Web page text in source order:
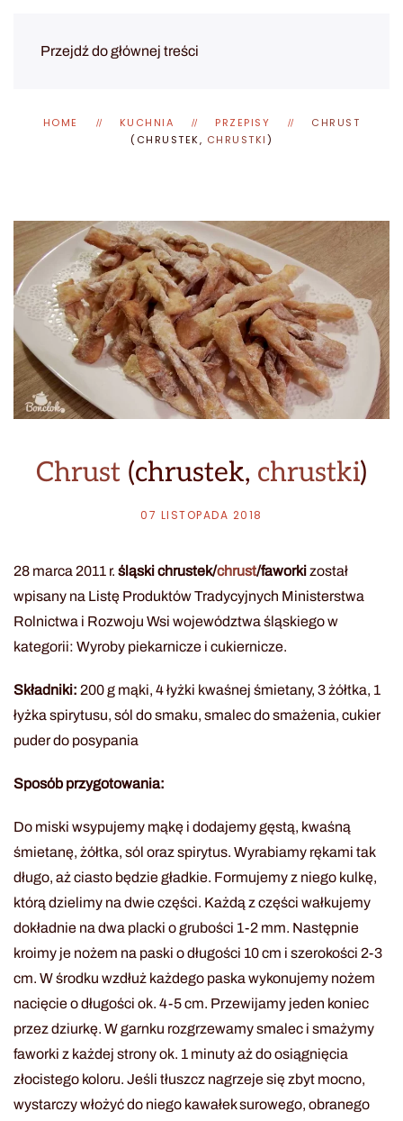
Przejdź do głównej treści
HOME KUCHNIA PRZEPISY
CHRUST
(CHRUSTEK, CHRUSTKI)
Chrust (chrustek, chrustki)
07 LISTOPADA 2018
28 marca 2011 r. śląski chrustek/chrust/faworkizostał
wpisany na Listę Produktów Tradycyjnych Ministerstwa
Rolnictwa i Rozwoju Wsi województwa śląskiego w
kategorii: Wyroby piekarnicze i cukiernicze.
Składniki: 200 g mąki, 4 łyżki kwaśnej śmietany, 3 żółtka, 1
łyżka spirytusu, sól do smaku, smalec do smażenia, cukier
puder do posypania
Sposób przygotowania:
Do miski wsypujemy mąkę i dodajemy gęstą, kwaśną
śmietanę, żółtka, sól oraz spirytus. Wyrabiamy rękami tak
długo, aż ciasto będzie gładkie. Formujemy z niego kulkę,
którą dzielimy na dwie części. Każdą z części wałkujemy
dokładnie na dwa placki o grubości 1-2 mm. Następnie
kroimy je nożem na paski o długości 10 cm i szerokości 2-3
cm. W środku wzdłuż każdego paska wykonujemy nożem
nacięcie o długości ok. 4-5 cm. Przewijamy jeden koniec
przez dziurkę. W garnku rozgrzewamy smalec i smażymy
faworki z każdej strony ok. 1 minuty aż do osiągnięcia
złocistego koloru. Jeśli tłuszcz nagrzeje się zbyt mocno,
wystarczy włożyć do niego kawałek surowego, obranego